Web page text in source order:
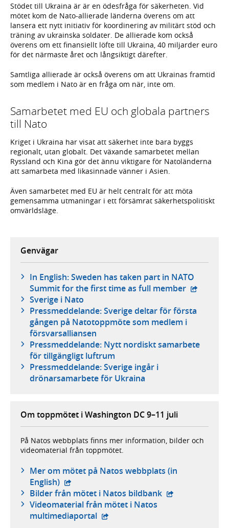
Stödet till Ukraina är är en ödesfråga för säkerheten. Vid
mötet kom de Nato-allierade länderna överens om att
lansera ett nytt initiativ för koordinering av militärt stöd och
träning av ukrainska soldater. De allierade kom också
överens om ett finansiellt löfte till Ukraina, 40 miljarder euro
för det närmaste året och långsiktigt därefter.
Samtliga allierade är också överens om att Ukrainas framtid
som medlem i Nato är en fråga om när, inte om.
Samarbetet med EU och globala partners
till Nato
Kriget i Ukraina har visat att säkerhet inte bara byggs
regionalt, utan globalt. Det växande samarbetet mellan
Ryssland och Kina gör det ännu viktigare för Natoländerna
att samarbeta med likasinnade vänner i Asien.
Även samarbetet med EU är helt centralt för att möta
gemensamma utmaningar i ett försämrat säkerhetspolitiskt
omvärldsläge.
Genvägar
In English: Sweden has taken part in NATO
Summit for the first time as full member - extern
Sverige i Nato
Pressmeddelande: Sverige deltar för första
gången på Natotoppmöte som medlem i
försvarsalliansen
Pressmeddelande: Nytt nordiskt samarbete
för tillgängligt luftrum
Pressmeddelande: Sverige ingår i
drönarsamarbete för Ukraina
Om toppmötet i Washington DC 9–11 juli
På Natos webbplats finns mer information, bilder och
videomaterial från toppmötet.
Mer om mötet på Natos webbplats (in
English) - extern webbplats,
Bilder från mötet i Natos bildbank - extern
Videomaterial från mötet i Natos
multimediaportal - extern webbplats,